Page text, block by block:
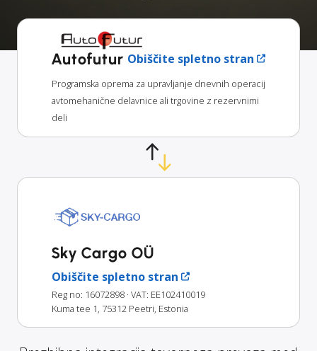
Autofutur Obiščite spletno stran
Programska oprema za upravljanje dnevnih operacij
avtomehanične delavnice ali trgovine z rezervnimi
deli
Sky Cargo OÜ
Obiščite spletno stran
Reg no: 16072898 · VAT: EE102410019
Kuma tee 1, 75312 Peetri, Estonia